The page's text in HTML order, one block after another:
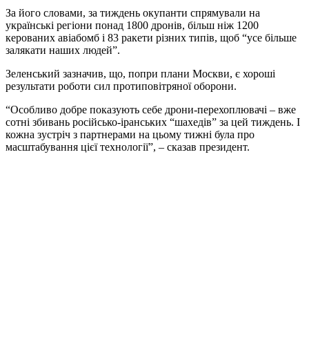
За його словами, за тиждень окупанти спрямували на
українські регіони понад 1800 дронів, більш ніж 1200
керованих авіабомб і 83 ракети різних типів, щоб “усе більше
залякати наших людей”.
Зеленський зазначив, що, попри плани Москви, є хороші
результати роботи сил протиповітряної оборони.
“Особливо добре показують себе дрони-перехоплювачі – вже
сотні збивань російсько-іранських “шахедів” за цей тиждень. І
кожна зустріч з партнерами на цьому тижні була про
масштабування цієї технології”, – сказав президент.